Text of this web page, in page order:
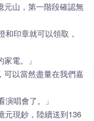
元山，第一階段確認無
和印章就可以領取，
電。」
可以當然盡量在我們嘉
唱會了。」
元現鈔，陸續送到136